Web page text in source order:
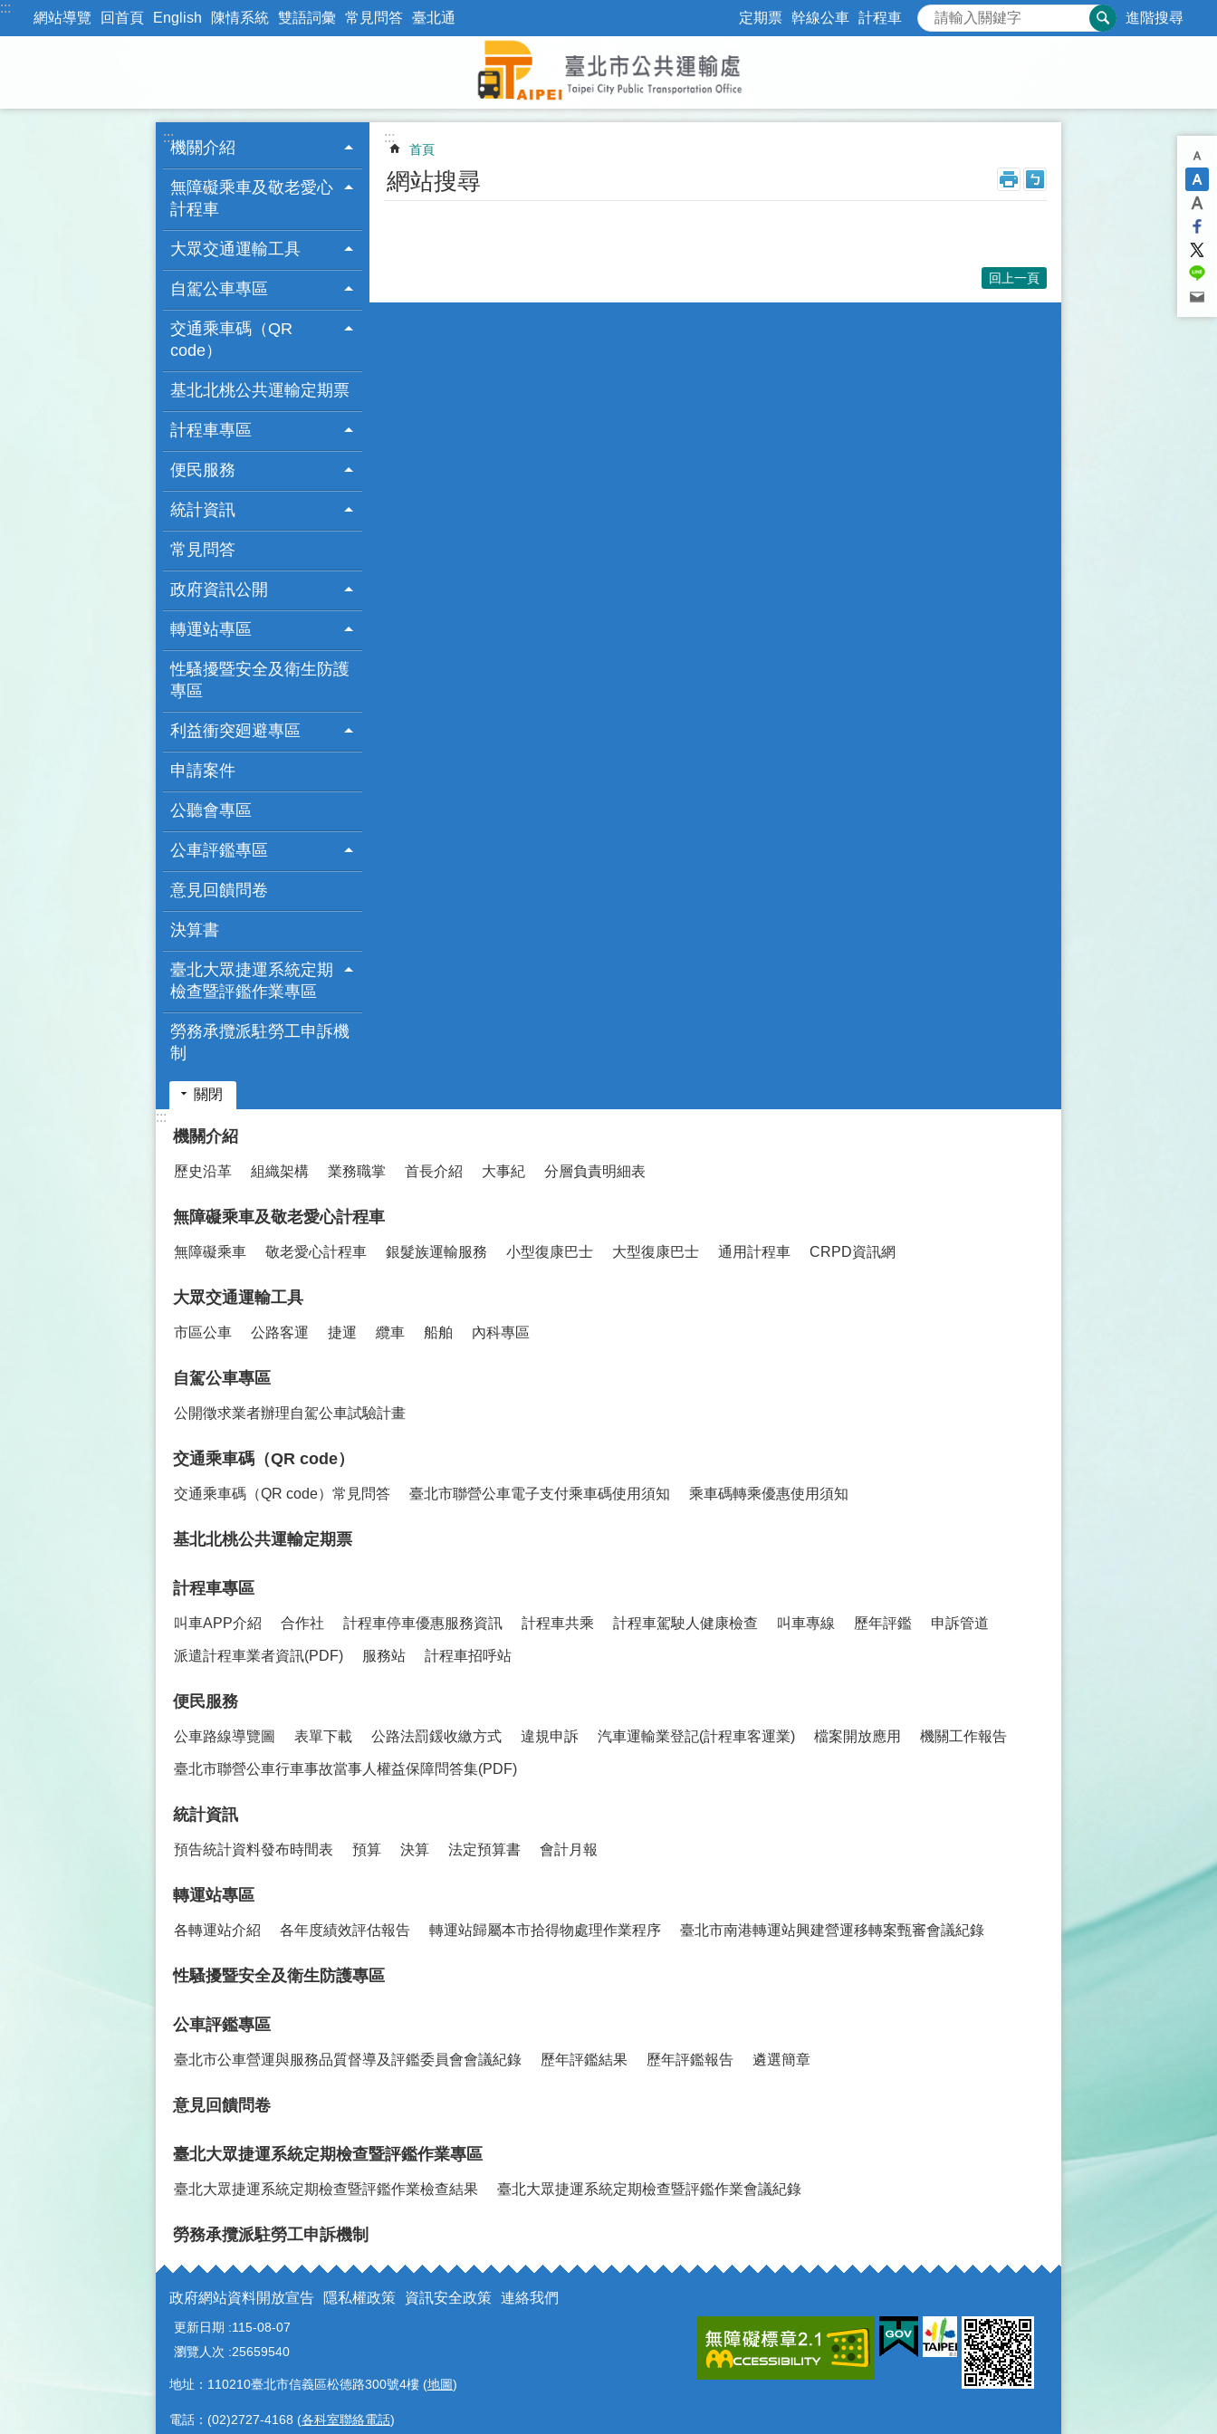
跳到主要內容區塊
:::
網站導覽 回首頁 English 陳情系統 雙語詞彙 常見問答 臺北通 定期票 幹線公車 計程車 進階搜尋
:::
機關介紹
無障礙乘車及敬老愛心
計程車
大眾交通運輸工具
自駕公車專區
交通乘車碼（QR
code）
基北北桃公共運輸定期票
計程車專區
便民服務
統計資訊
常見問答
政府資訊公開
轉運站專區
性騷擾暨安全及衛生防護
專區
利益衝突廻避專區
申請案件
公聽會專區
公車評鑑專區
意見回饋問卷
決算書
臺北大眾捷運系統定期
檢查暨評鑑作業專區
勞務承攬派駐勞工申訴機
制
:::
首頁
網站搜尋
回上一頁
關閉
:::
機關介紹
歷史沿革 組織架構 業務職掌 首長介紹 大事紀 分層負責明細表
無障礙乘車及敬老愛心計程車
無障礙乘車 敬老愛心計程車 銀髮族運輸服務 小型復康巴士 大型復康巴士 通用計程車 CRPD資訊網
大眾交通運輸工具
市區公車 公路客運 捷運 纜車 船舶 內科專區
自駕公車專區
公開徵求業者辦理自駕公車試驗計畫
交通乘車碼（QR code）
交通乘車碼（QR code）常見問答 臺北市聯營公車電子支付乘車碼使用須知 乘車碼轉乘優惠使用須知
基北北桃公共運輸定期票
計程車專區
叫車APP介紹 合作社 計程車停車優惠服務資訊 計程車共乘 計程車駕駛人健康檢查 叫車專線 歷年評鑑 申訴管道
派遣計程車業者資訊(PDF) 服務站 計程車招呼站
便民服務
公車路線導覽圖 表單下載 公路法罰鍰收繳方式 違規申訴 汽車運輸業登記(計程車客運業) 檔案開放應用 機關工作報告
臺北市聯營公車行車事故當事人權益保障問答集(PDF)
統計資訊
預告統計資料發布時間表 預算 決算 法定預算書 會計月報
轉運站專區
各轉運站介紹 各年度績效評估報告 轉運站歸屬本市拾得物處理作業程序 臺北市南港轉運站興建營運移轉案甄審會議紀錄
性騷擾暨安全及衛生防護專區
公車評鑑專區
臺北市公車營運與服務品質督導及評鑑委員會會議紀錄 歷年評鑑結果 歷年評鑑報告 遴選簡章
意見回饋問卷
臺北大眾捷運系統定期檢查暨評鑑作業專區
臺北大眾捷運系統定期檢查暨評鑑作業檢查結果 臺北大眾捷運系統定期檢查暨評鑑作業會議紀錄
勞務承攬派駐勞工申訴機制
政府網站資料開放宣告 隱私權政策 資訊安全政策 連絡我們
更新日期
115-08-07
瀏覽人次
25659540
地址：110210臺北市信義區松德路300號4樓 (地圖)
電話：(02)2727-4168 (各科室聯絡電話)